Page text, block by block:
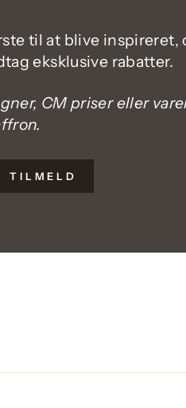
til at blive inspireret,
eksklusive rabatter.
CM priser eller
TILMELD